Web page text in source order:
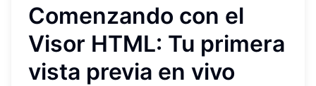
Comenzando con el
Visor HTML: Tu primera
vista previa en vivo